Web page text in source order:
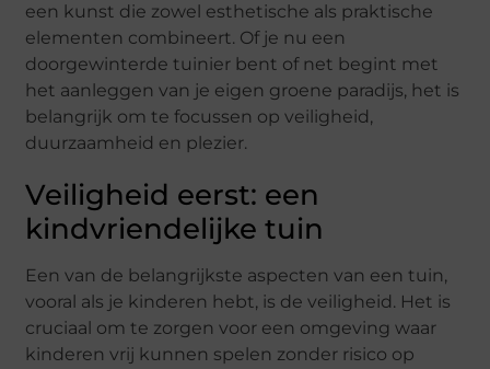
een kunst die zowel esthetische als praktische
elementen combineert. Of je nu een
doorgewinterde tuinier bent of net begint met
het aanleggen van je eigen groene paradijs, het is
belangrijk om te focussen op veiligheid,
duurzaamheid en plezier.
Veiligheid eerst: een
kindvriendelijke tuin
Een van de belangrijkste aspecten van een tuin,
vooral als je kinderen hebt, is de veiligheid. Het is
cruciaal om te zorgen voor een omgeving waar
kinderen vrij kunnen spelen zonder risico op